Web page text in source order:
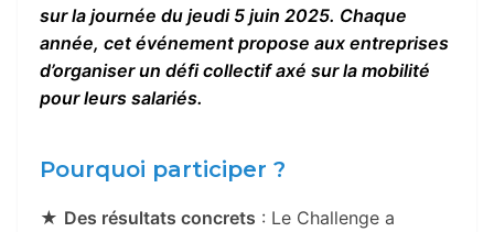
sur la journée du jeudi 5 juin 2025. Chaque
année, cet événement propose aux entreprises
d’organiser un défi collectif axé sur la mobilité
pour leurs salariés.
Pourquoi participer ?
★ Des résultats concrets : Le Challenge a